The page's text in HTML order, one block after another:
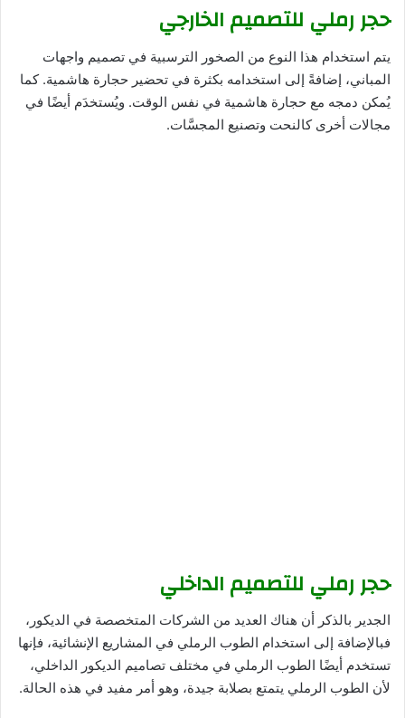
حجر رملي للتصميم الخارجي
يتم استخدام هذا النوع من الصخور الترسبية في تصميم واجهات
المباني، إضافةً إلى استخدامه بكثرة في تحضير حجارة هاشمية. كما
يُمكن دمجه مع حجارة هاشمية في نفس الوقت. ويُستخدَم أيضًا في
مجالات أخرى كالنحت وتصنيع المجسَّات.
حجر رملي للتصميم الداخلي
الجدير بالذكر أن هناك العديد من الشركات المتخصصة في الديكور،
فبالإضافة إلى استخدام الطوب الرملي في المشاريع الإنشائية، فإنها
تستخدم أيضًا الطوب الرملي في مختلف تصاميم الديكور الداخلي،
لأن الطوب الرملي يتمتع بصلابة جيدة، وهو أمر مفيد في هذه الحالة.